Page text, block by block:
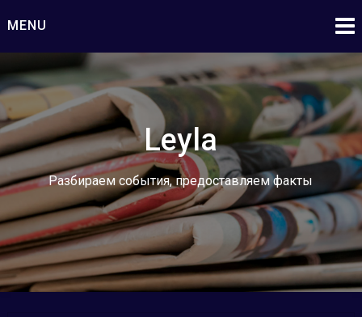
toMENU
Leyla
Разбираем события, предоставляем факты